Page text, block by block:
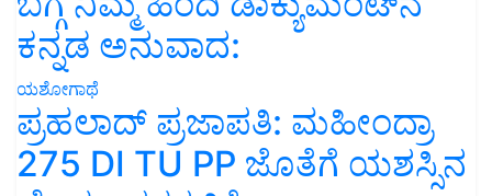
ಕನ್ನಡ ಅನುವಾದ:
ಯಶೋಗಾಥೆ
ಪ್ರಹಲಾದ್ ಪ್ರಜಾಪತಿ: ಮಹೀಂದ್ರಾ
275 DI TU PP ಜೊತೆಗೆ ಯಶಸ್ಸಿನ